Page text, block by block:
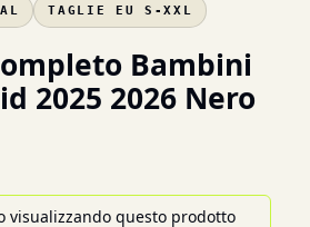
TAGLIE EU S-XXL
Bambini
2025 2026 Nero
visualizzando questo prodotto